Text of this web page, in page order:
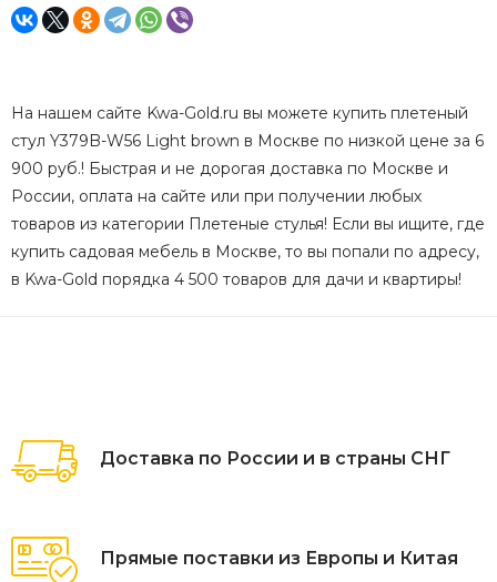
На нашем сайте Kwa-Gold.ru вы можете купить плетеный
стул Y379B-W56 Light brown в Москве по низкой цене за 6
900 руб.! Быстрая и не дорогая доставка по Москве и
России, оплата на сайте или при получении любых
товаров из категории Плетеные стулья! Если вы ищите, где
купить садовая мебель в Москве, то вы попали по адресу,
в Kwa-Gold порядка 4 500 товаров для дачи и квартиры!
Доставка по России и в страны СНГ
Прямые поставки из Европы и Китая